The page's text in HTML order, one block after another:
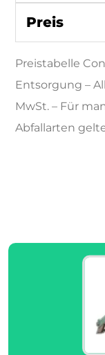
Preistabelle
Entsorgung –
MwSt. – Für
Abfallarten